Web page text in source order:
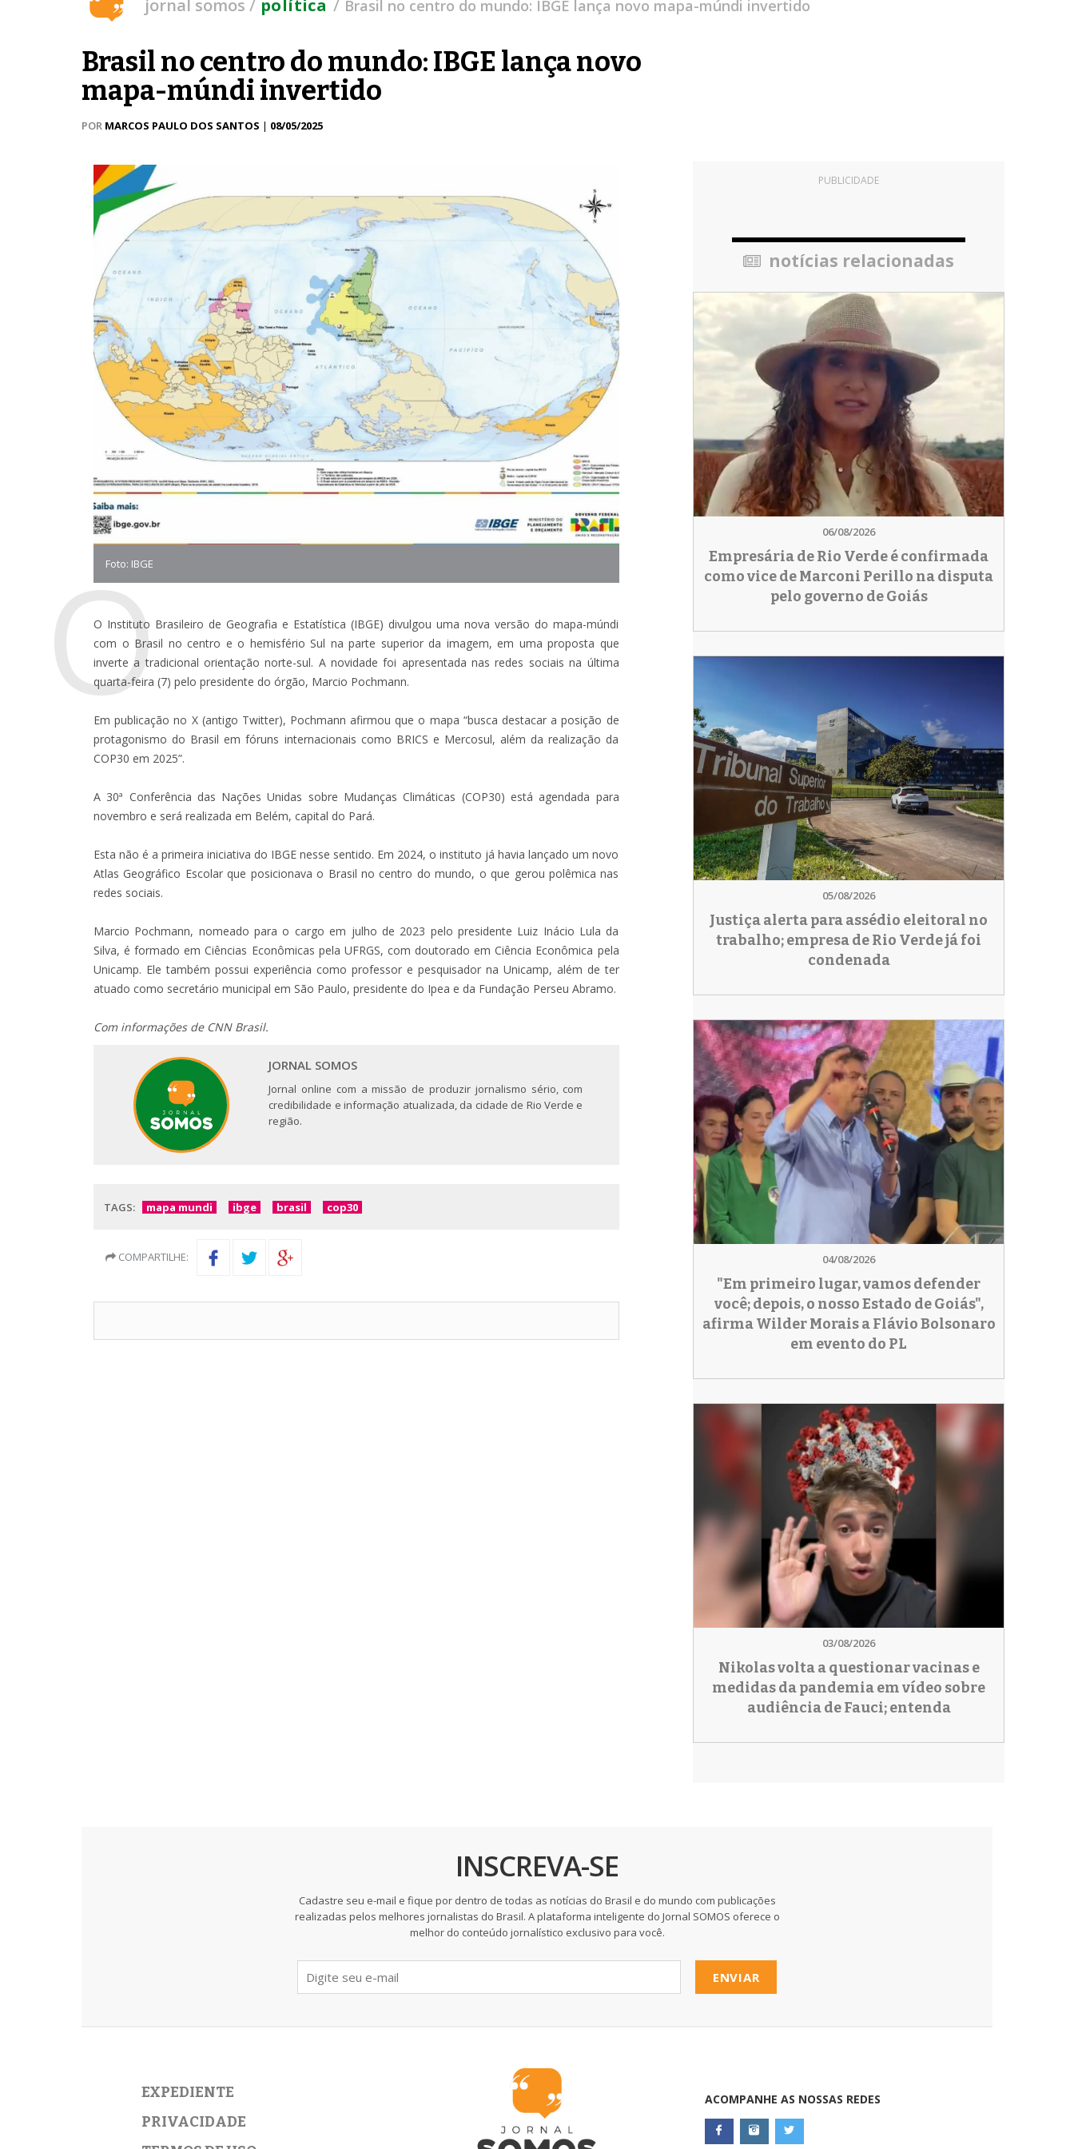
jornal somos política Brasil no centro do mundo: IBGE lança novo mapa-múndi invertido
Brasil no centro do mundo: IBGE lança novo
mapa-múndi invertido
POR MARCOS PAULO DOS SANTOS | 08/05/2025
Foto: IBGE
O
O Instituto Brasileiro de Geografia e Estatística (IBGE) divulgou uma nova versão do mapa-múndi
com o Brasil no centro e o hemisfério Sul na parte superior da imagem, em uma proposta que
inverte a tradicional orientação norte-sul. A novidade foi apresentada nas redes sociais na última
quarta-feira (7) pelo presidente do órgão, Marcio Pochmann.
Em publicação no X (antigo Twitter), Pochmann afirmou que o mapa “busca destacar a posição de
protagonismo do Brasil em fóruns internacionais como BRICS e Mercosul, além da realização da
COP30 em 2025”.
A 30ª Conferência das Nações Unidas sobre Mudanças Climáticas (COP30) está agendada para
novembro e será realizada em Belém, capital do Pará.
Esta não é a primeira iniciativa do IBGE nesse sentido. Em 2024, o instituto já havia lançado um novo
Atlas Geográfico Escolar que posicionava o Brasil no centro do mundo, o que gerou polêmica nas
redes sociais.
Marcio Pochmann, nomeado para o cargo em julho de 2023 pelo presidente Luiz Inácio Lula da
Silva, é formado em Ciências Econômicas pela UFRGS, com doutorado em Ciência Econômica pela
Unicamp. Ele também possui experiência como professor e pesquisador na Unicamp, além de ter
atuado como secretário municipal em São Paulo, presidente do Ipea e da Fundação Perseu Abramo.
Com informações de CNN Brasil.
JORNAL SOMOS
Jornal online com a missão de produzir jornalismo sério, com
credibilidade e informação atualizada, da cidade de Rio Verde e
região.
TAGS: mapa mundi ibge brasil cop30
COMPARTILHE:
PUBLICIDADE
notícias relacionadas
06/08/2026
Empresária de Rio Verde é confirmada
como vice de Marconi Perillo na disputa
pelo governo de Goiás
05/08/2026
Justiça alerta para assédio eleitoral no
trabalho; empresa de Rio Verde já foi
condenada
04/08/2026
"Em primeiro lugar, vamos defender
você; depois, o nosso Estado de Goiás",
afirma Wilder Morais a Flávio Bolsonaro
em evento do PL
03/08/2026
Nikolas volta a questionar vacinas e
medidas da pandemia em vídeo sobre
audiência de Fauci; entenda
INSCREVA-SE
Cadastre seu e-mail e fique por dentro de todas as notícias do Brasil e do mundo com publicações
realizadas pelos melhores jornalistas do Brasil. A plataforma inteligente do Jornal SOMOS oferece o
melhor do conteúdo jornalístico exclusivo para você.
ENVIAR
EXPEDIENTE
PRIVACIDADE
ACOMPANHE AS NOSSAS REDES